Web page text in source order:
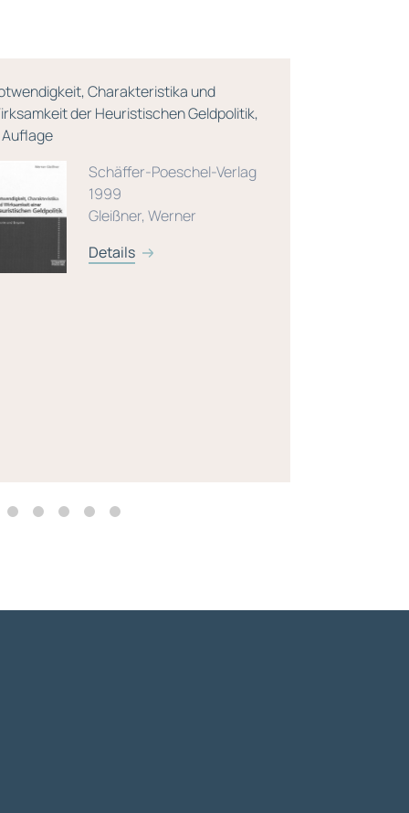
Charakteristika und
der Heuristischen Geldpolitik,
Schäffer-Poeschel-Verlag
1999
Gleißner, Werner
Details